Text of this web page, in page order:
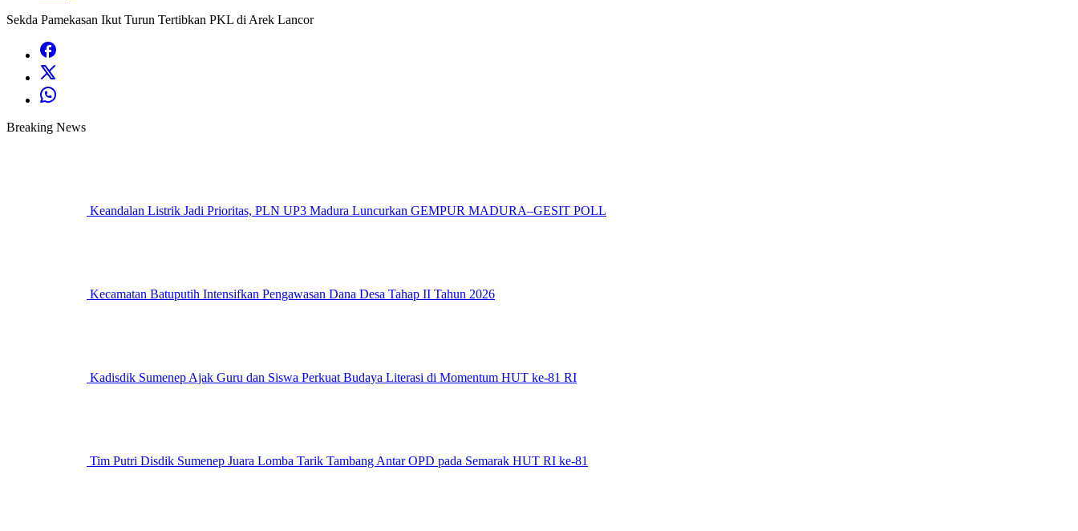
Sekda Pamekasan Ikut Turun Tertibkan PKL di Arek Lancor
Breaking News
Keandalan Listrik Jadi Prioritas, PLN UP3 Madura Luncurkan GEMPUR MADURA–GESIT POLL
Kecamatan Batuputih Intensifkan Pengawasan Dana Desa Tahap II Tahun 2026
Kadisdik Sumenep Ajak Guru dan Siswa Perkuat Budaya Literasi di Momentum HUT ke-81 RI
Tim Putri Disdik Sumenep Juara Lomba Tarik Tambang Antar OPD pada Semarak HUT RI ke-81